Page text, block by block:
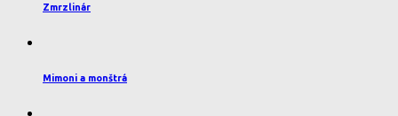
Zmrzlinár
Mimoni a monštrá